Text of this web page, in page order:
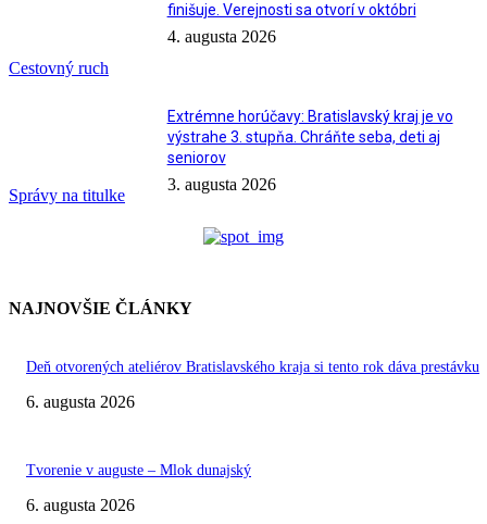
Cestovný ruch
finišuje. Verejnosti sa otvorí v októbri
4. augusta 2026
Správy na titulke
Extrémne horúčavy: Bratislavský kraj je vo
výstrahe 3. stupňa. Chráňte seba, deti aj
seniorov
3. augusta 2026
NAJNOVŠIE ČLÁNKY
Deň otvorených ateliérov Bratislavského kraja si tento rok dáva prestávku
6. augusta 2026
Tvorenie v auguste – Mlok dunajský
6. augusta 2026